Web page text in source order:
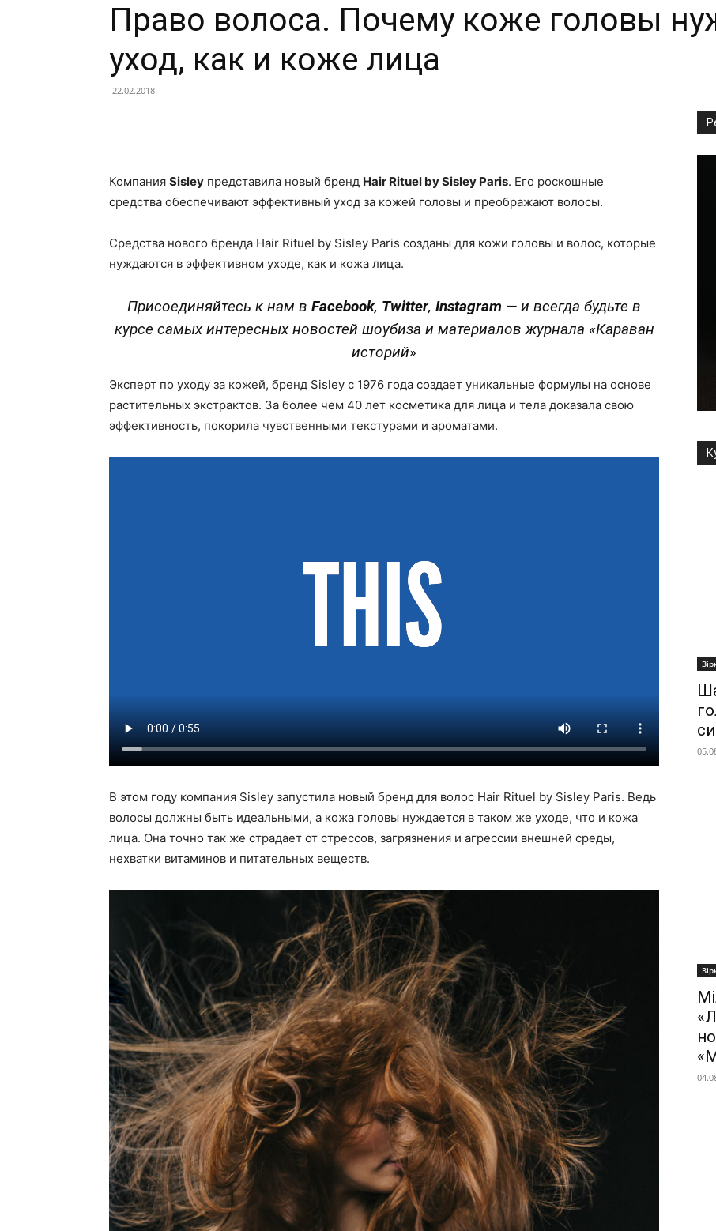
Право волоса. Почему коже головы
уход, как и коже лица
22.02.2018
Компания Sisley представила новый бренд Hair Rituel by Sisley Paris. Его роскошные
средства обеспечивают эффективный уход за кожей головы и преображают волосы.
Cредства нового бренда Hair Rituel by Sisley Paris созданы для кожи головы и волос, которые
нуждаются в эффективном уходе, как и кожа лица.
Присоединяйтесь к нам в Facebook, Twitter, Instagram — и всегда будьте в
курсе самых интересных новостей шоубиза и материалов журнала «Караван
историй»
Эксперт по уходу за кожей, бренд Sisley с 1976 года создает уникальные формулы на основе
растительных экстрактов. За более чем 40 лет косметика для лица и тела доказала свою
эффективность, покорила чувственными текстурами и ароматами.
В этом году компания Sisley запустила новый бренд для волос Hair Rituel by Sisley Paris. Ведь
волосы должны быть идеальными, а кожа головы нуждается в таком же уходе, что и кожа
лица. Она точно так же страдает от стрессов, загрязнения и агрессии внешней среды,
нехватки витаминов и питательных веществ.